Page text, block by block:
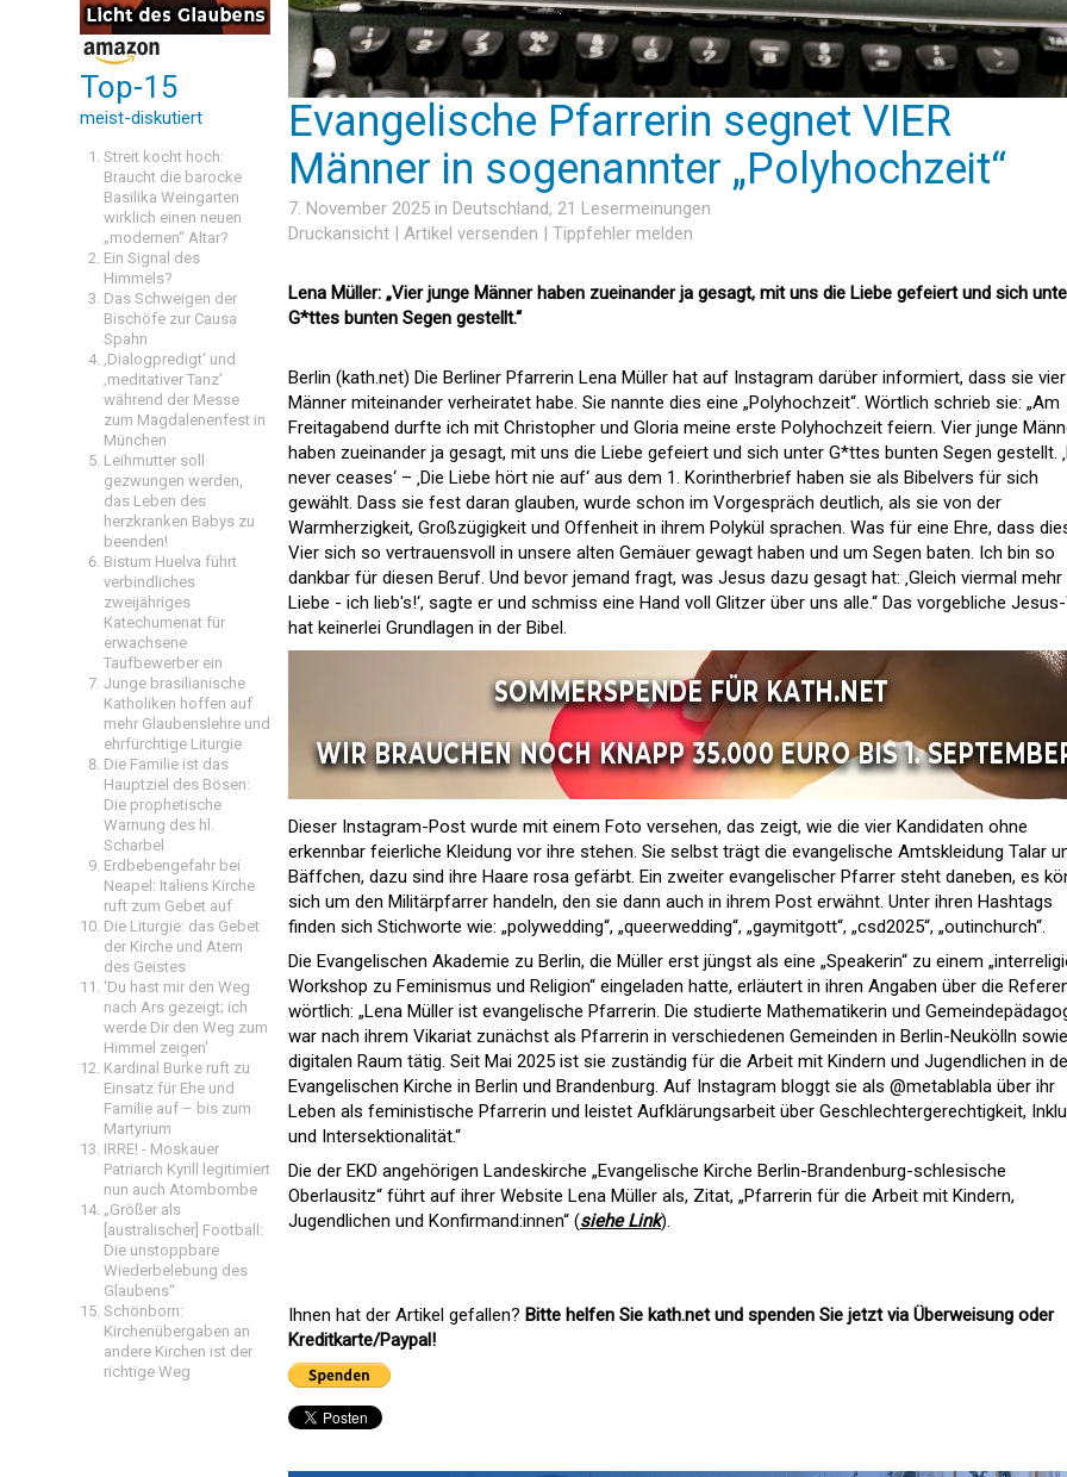
Top-15
meist-diskutiert
Streit kocht hoch:
Braucht die barocke
Basilika Weingarten
wirklich einen neuen
„modernen“ Altar?
Ein Signal des
Himmels?
Das Schweigen der
Bischöfe zur Causa
Spahn
‚Dialogpredigt‘ und
‚meditativer Tanz’
während der Messe
zum Magdalenenfest in
München
Leihmutter soll
gezwungen werden,
das Leben des
herzkranken Babys zu
beenden!
Bistum Huelva führt
verbindliches
zweijähriges
Katechumenat für
erwachsene
Taufbewerber ein
Junge brasilianische
Katholiken hoffen auf
mehr Glaubenslehre und
ehrfürchtige Liturgie
Die Familie ist das
Hauptziel des Bösen:
Die prophetische
Warnung des hl.
Scharbel
Erdbebengefahr bei
Neapel: Italiens Kirche
ruft zum Gebet auf
Die Liturgie: das Gebet
der Kirche und Atem
des Geistes
'Du hast mir den Weg
nach Ars gezeigt; ich
werde Dir den Weg zum
Himmel zeigen'
Kardinal Burke ruft zu
Einsatz für Ehe und
Familie auf – bis zum
Martyrium
IRRE! - Moskauer
Patriarch Kyrill legitimiert
nun auch Atombombe
„Größer als
[australischer] Football:
Die unstoppbare
Wiederbelebung des
Glaubens“
Schönborn:
Kirchenübergaben an
andere Kirchen ist der
richtige Weg
Evangelische Pfarrerin segnet VIER
Männer in sogenannter „Polyhochzeit“
7. November 2025 in Deutschland, 21 Lesermeinungen
Druckansicht | Artikel versenden | Tippfehler melden
Lena Müller: „Vier junge Männer haben zueinander ja gesagt, mit uns die Liebe gefeiert und sich
G*ttes bunten Segen gestellt.“
Berlin (kath.net) Die Berliner Pfarrerin Lena Müller hat auf Instagram darüber informiert, dass sie vier
Männer miteinander verheiratet habe. Sie nannte dies eine „Polyhochzeit“. Wörtlich schrieb sie: „Am
Freitagabend durfte ich mit Christopher und Gloria meine erste Polyhochzeit feiern. Vier junge
haben zueinander ja gesagt, mit uns die Liebe gefeiert und sich unter G*ttes bunten Segen gestellt.
never ceases‘ – ‚Die Liebe hört nie auf‘ aus dem 1. Korintherbrief haben sie als Bibelvers für sich
gewählt. Dass sie fest daran glauben, wurde schon im Vorgespräch deutlich, als sie von der
Warmherzigkeit, Großzügigkeit und Offenheit in ihrem Polykül sprachen. Was für eine Ehre, dass
Vier sich so vertrauensvoll in unsere alten Gemäuer gewagt haben und um Segen baten. Ich bin so
dankbar für diesen Beruf. Und bevor jemand fragt, was Jesus dazu gesagt hat: ‚Gleich viermal mehr
Liebe - ich lieb's!‘, sagte er und schmiss eine Hand voll Glitzer über uns alle.“ Das vorgebliche
hat keinerlei Grundlagen in der Bibel.
Dieser Instagram-Post wurde mit einem Foto versehen, das zeigt, wie die vier Kandidaten ohne
erkennbar feierliche Kleidung vor ihre stehen. Sie selbst trägt die evangelische Amtskleidung Talar
Bäffchen, dazu sind ihre Haare rosa gefärbt. Ein zweiter evangelischer Pfarrer steht daneben, es
sich um den Militärpfarrer handeln, den sie dann auch in ihrem Post erwähnt. Unter ihren Hashtags
finden sich Stichworte wie: „polywedding“, „queerwedding“, „gaymitgott“, „csd2025“, „outinchurch“.
Die Evangelischen Akademie zu Berlin, die Müller erst jüngst als eine „Speakerin“ zu einem
Workshop zu Feminismus und Religion“ eingeladen hatte, erläutert in ihren Angaben über die
wörtlich: „Lena Müller ist evangelische Pfarrerin. Die studierte Mathematikerin und
war nach ihrem Vikariat zunächst als Pfarrerin in verschiedenen Gemeinden in Berlin-Neukölln
digitalen Raum tätig. Seit Mai 2025 ist sie zuständig für die Arbeit mit Kindern und Jugendlichen in
Evangelischen Kirche in Berlin und Brandenburg. Auf Instagram bloggt sie als @metablabla über ihr
Leben als feministische Pfarrerin und leistet Aufklärungsarbeit über Geschlechtergerechtigkeit,
und Intersektionalität.“
Die der EKD angehörigen Landeskirche „Evangelische Kirche Berlin-Brandenburg-schlesische
Oberlausitz“ führt auf ihrer Website Lena Müller als, Zitat, „Pfarrerin für die Arbeit mit Kindern,
Jugendlichen und Konfirmand:innen“ (siehe Link).
Ihnen hat der Artikel gefallen? Bitte helfen Sie kath.net und spenden Sie jetzt via Überweisung oder
Kreditkarte/Paypal!